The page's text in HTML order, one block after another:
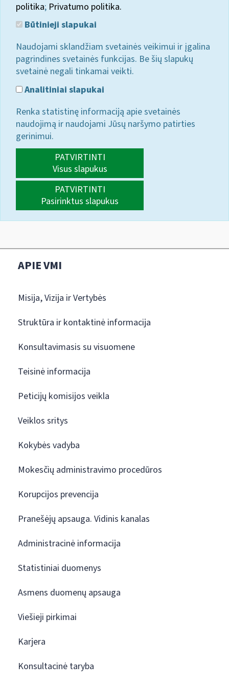
politika; Privatumo politika.
Būtinieji slapukai
Naudojami sklandžiam svetainės veikimui ir įgalina
pagrindines svetainės funkcijas. Be šių slapukų
svetainė negali tinkamai veikti.
Analitiniai slapukai
Renka statistinę informaciją apie svetainės
naudojimą ir naudojami Jūsų naršymo patirties
gerinimui.
PATVIRTINTI
Visus slapukus
PATVIRTINTI
Pasirinktus slapukus
APIE VMI
Misija, Vizija ir Vertybės
Struktūra ir kontaktinė informacija
Konsultavimasis su visuomene
Teisinė informacija
Peticijų komisijos veikla
Veiklos sritys
Kokybės vadyba
Mokesčių administravimo procedūros
Korupcijos prevencija
Pranešėjų apsauga. Vidinis kanalas
Administracinė informacija
Statistiniai duomenys
Asmens duomenų apsauga
Viešieji pirkimai
Karjera
Konsultacinė taryba